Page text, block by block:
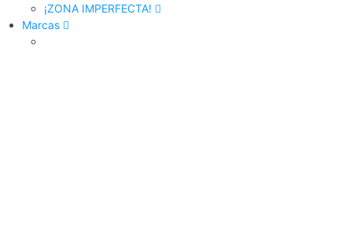
¡ZONA IMPERFECTA!
Marcas